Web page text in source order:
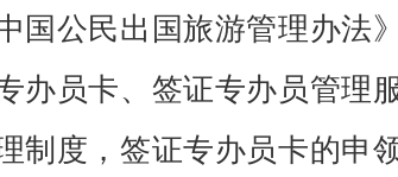
公民出国旅游管理办法
办员卡、签证专办员管理
制度，签证专办员卡的申